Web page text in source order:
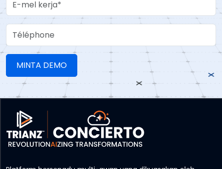
Téléphone